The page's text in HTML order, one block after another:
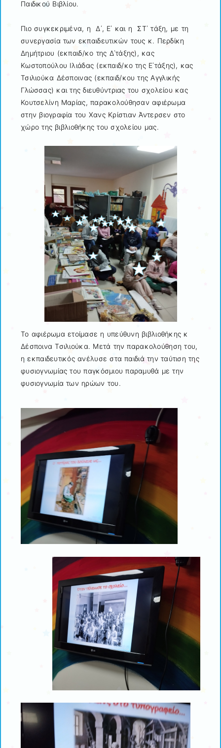
Παιδικού Βιβλίου.
Πιο συγκεκριμένα, η Δ΄, Ε΄ και η ΣΤ΄ τάξη, με τη
συνεργασία των εκπαιδευτικών τους κ. Περδίκη
Δημήτριου (εκπαιδ/κο της Δ΄τάξης), κας
Κωστοπούλου Ιλιάδας (εκπαιδ/κο της Ε΄τάξης), κας
Τσιλιούκα Δέσποινας (εκπαιδ/κου της Αγγλικής
Γλώσσας) και της διευθύντριας του σχολείου κας
Κουτσελίνη Μαρίας, παρακολούθησαν αφιέρωμα
στην βιογραφία του Χανς Κρίστιαν Άντερσεν στο
χώρο της βιβλιοθήκης του σχολείου μας.
Το αφιέρωμα ετοίμασε η υπεύθυνη βιβλιοθήκης κ
Δέσποινα Τσιλιούκα. Μετά την παρακολούθηση του,
η εκπαιδευτικός ανέλυσε στα παιδιά την ταύτιση της
φυσιογνωμίας του παγκόσμιου παραμυθά με την
φυσιογνωμία των ηρώων του.